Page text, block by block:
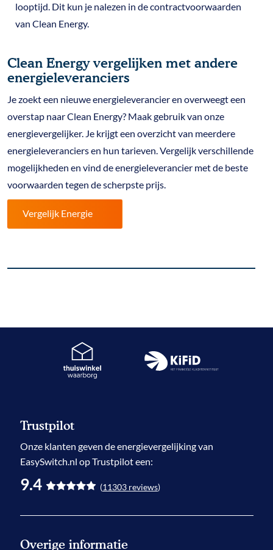
looptijd. Dit kun je nalezen in de contractvoorwaarden
van Clean Energy.
Clean Energy vergelijken met andere
energieleveranciers
Je zoekt een nieuwe energieleverancier en overweegt een
overstap naar Clean Energy? Maak gebruik van onze
energievergelijker. Je krijgt een overzicht van meerdere
energieleveranciers en hun tarieven. Vergelijk verschillende
mogelijkheden en vind de energieleverancier met de beste
voorwaarden tegen de scherpste prijs.
Vergelijk Energie
Trustpilot
Onze klanten geven deenergievergelijkingvan
EasySwitch.nl op Trustpilot een:
9.4 (11303 reviews)
Overige informatie